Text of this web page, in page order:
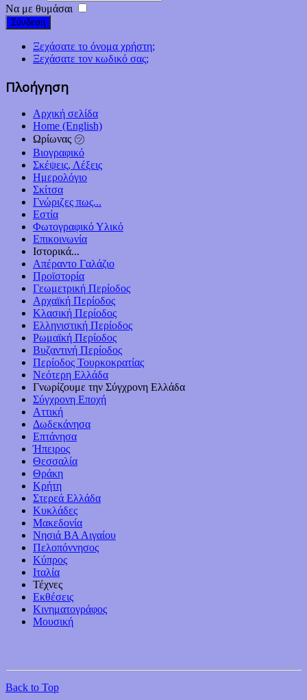
Να με θυμάσαι
Σύνδεση
Ξεχάσατε το όνομα χρήστη;
Ξεχάσατε τον κωδικό σας;
Πλοήγηση
Αρχική σελίδα
Home (English)
Ωρίωνας ㋡
Βιογραφικό
Σκέψεις, Λέξεις
Ημερολόγιο
Σκίτσα
Γνώριζες πως...
Εστία
Φωτογραφικό Υλικό
Επικοινωνία
Ιστορικά...
Απέραντο Γαλάζιο
Προϊστορία
Γεωμετρική Περίοδος
Αρχαϊκή Περίοδος
Κλασική Περίοδος
Ελληνιστική Περίοδος
Ρωμαϊκή Περίοδος
Βυζαντινή Περίοδος
Περίοδος Τουρκοκρατίας
Νεότερη Ελλάδα
Γνωρίζουμε την Σύγχρονη Ελλάδα
Σύγχρονη Εποχή
Αττική
Δωδεκάνησα
Επτάνησα
Ήπειρος
Θεσσαλία
Θράκη
Κρήτη
Στερεά Ελλάδα
Κυκλάδες
Μακεδονία
Νησιά ΒΑ Αιγαίου
Πελοπόννησος
Κύπρος
Ιταλία
Τέχνες
Εκθέσεις
Κινηματογράφος
Μουσική
Back to Top